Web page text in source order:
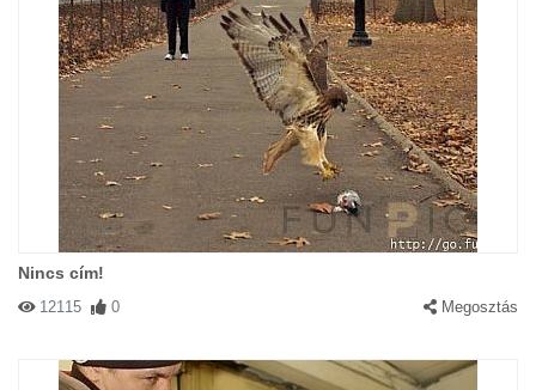
Nincs cím!
12115 0 Megosztás